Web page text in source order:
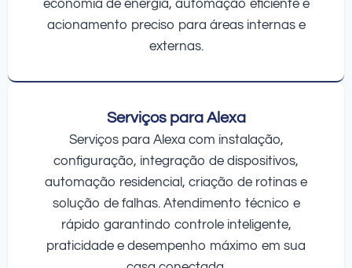
economia de energia, automação eficiente e
acionamento preciso para áreas internas e
externas.
Serviços para Alexa
Serviços para Alexa com instalação,
configuração, integração de dispositivos,
automação residencial, criação de rotinas e
solução de falhas. Atendimento técnico e
rápido garantindo controle inteligente,
praticidade e desempenho máximo em sua